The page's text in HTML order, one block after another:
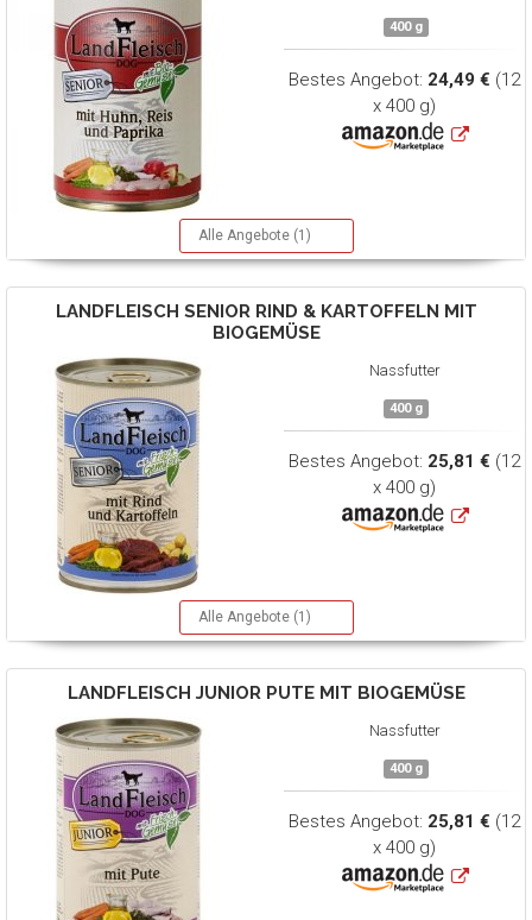
400 g
Bestes Angebot: 24,49 € (12
x 400 g)
Alle Angebote (1)
LANDFLEISCH SENIOR RIND & KARTOFFELN MIT
BIOGEMÜSE
Nassfutter
400 g
Bestes Angebot: 25,81 € (12
x 400 g)
Alle Angebote (1)
LANDFLEISCH JUNIOR PUTE MIT BIOGEMÜSE
Nassfutter
400 g
Bestes Angebot: 25,81 € (12
x 400 g)